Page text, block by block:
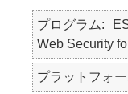
プログラム
Web Security
プラットフォー